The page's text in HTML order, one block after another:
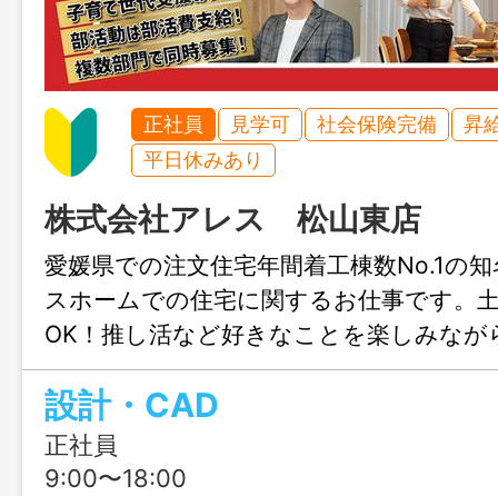
正社員 見学可 社会保険完備
昇
平日休みあり
株式会社アレス 松山東店
愛媛県での注文住宅年間着工棟数No.1の
スホームでの住宅に関するお仕事です。
OK！推し活など好きなことを楽しみな
きます♪結婚や出産のタイミングでも安心
も充実！人生設計が変わっても安定して
リアチェンジしてみませんか？職場見学
ます！
設計・CAD
正社員
9:00〜18:00